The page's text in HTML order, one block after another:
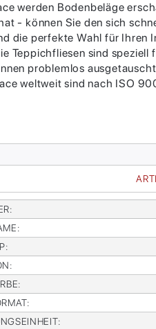
:
:
:
:
:
:
:
werden Bodenbeläge
- können Sie den sich
die perfekte Wahl für Ihren
Teppichfliesen sind
problemlos
weltweit sind nach ISO